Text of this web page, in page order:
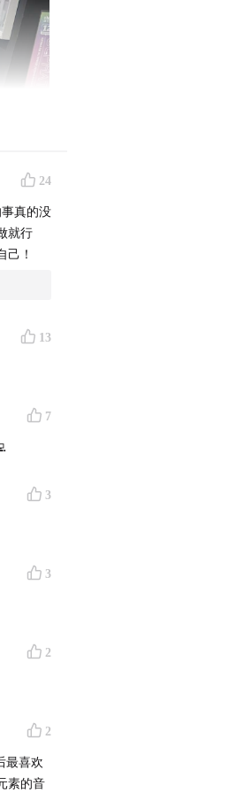
美年
一位生
，更
24
真的没
就行
己！
13
7
3
3
2
2
最喜欢
素的音